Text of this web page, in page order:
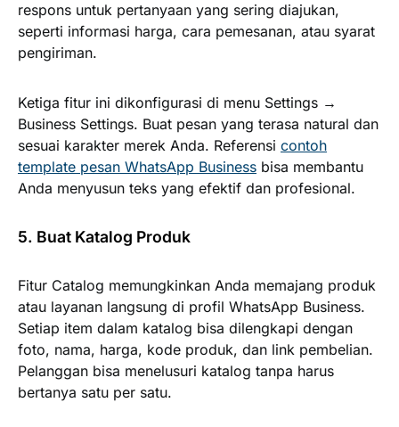
respons untuk pertanyaan yang sering diajukan,
seperti informasi harga, cara pemesanan, atau syarat
pengiriman.
Ketiga fitur ini dikonfigurasi di menu Settings →
Business Settings. Buat pesan yang terasa natural dan
sesuai karakter merek Anda. Referensi contoh
template pesan WhatsApp Business bisa membantu
Anda menyusun teks yang efektif dan profesional.
5. Buat Katalog Produk
Fitur Catalog memungkinkan Anda memajang produk
atau layanan langsung di profil WhatsApp Business.
Setiap item dalam katalog bisa dilengkapi dengan
foto, nama, harga, kode produk, dan link pembelian.
Pelanggan bisa menelusuri katalog tanpa harus
bertanya satu per satu.